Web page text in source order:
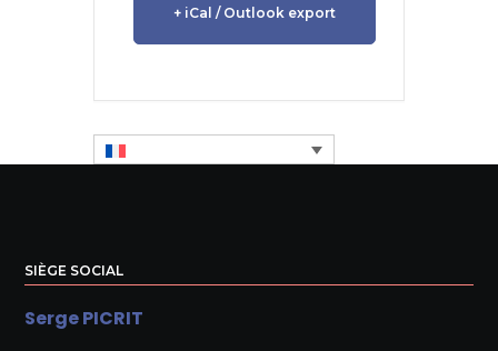
+ iCal / Outlook export
SIÈGE SOCIAL
Serge PICRIT